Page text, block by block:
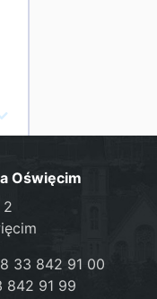
Oświęcim
2
33 842 91 00
842 91 99